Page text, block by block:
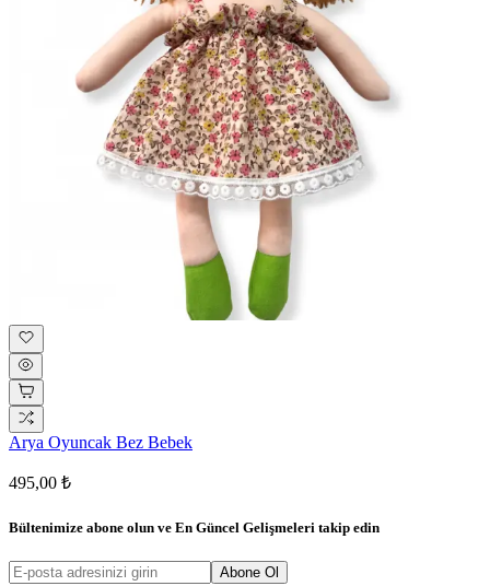
Arya Oyuncak Bez Bebek
495,00 ₺
Bültenimize abone olun ve En Güncel Gelişmeleri takip edin
Abone Ol